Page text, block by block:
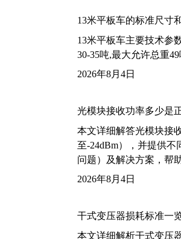
13米平板车的标准尺寸
13米平板车主要技术参
30-35吨,最大允许总重
2026年8月4日
光模块接收功率多少是
本文详细解答光模块接
至-24dBm），并提供
问题）及解决方案，帮
2026年8月4日
干式变压器损耗标准一
本文详细解析干式变压